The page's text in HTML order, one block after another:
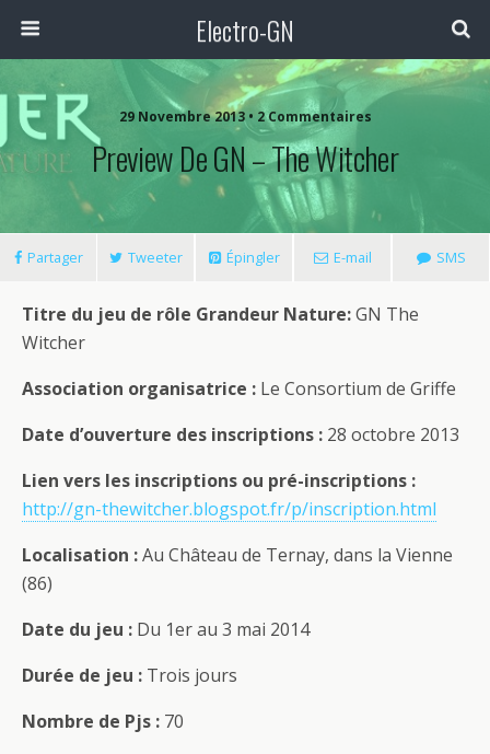
Electro-GN
29 Novembre 2013 • 2 Commentaires
Preview De GN – The Witcher
Partager Tweeter Épingler E-mail SMS
Titre du jeu de rôle Grandeur Nature:GN The
Witcher
Association organisatrice : Le Consortium de Griffe
Date d’ouverture des inscriptions : 28 octobre 2013
Lien vers les inscriptions ou pré-inscriptions :
http://gn-thewitcher.blogspot.fr/p/inscription.html
Localisation :Au Château de Ternay, dans la Vienne
(86)
Date du jeu : Du 1er au 3 mai 2014
Durée de jeu : Trois jours
Nombre de Pjs : 70